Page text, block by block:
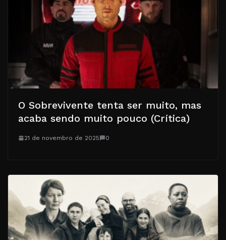
O Sobrevivente tenta ser muito, mas
acaba sendo muito pouco (Crítica)
21 de novembro de 2025 0